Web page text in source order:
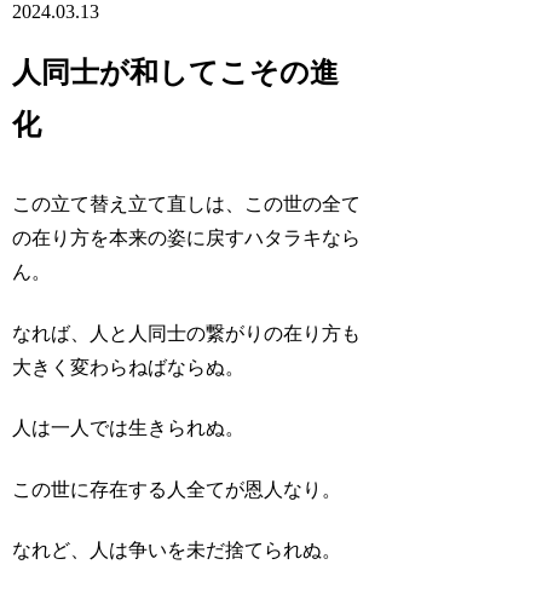
2024.03.13
人同士が和してこその進
化
この立て替え立て直しは、この世の全て
の在り方を本来の姿に戻すハタラキなら
ん。
なれば、人と人同士の繋がりの在り方も
大きく変わらねばならぬ。
人は一人では生きられぬ。
この世に存在する人全てが恩人なり。
なれど、人は争いを未だ捨てられぬ。